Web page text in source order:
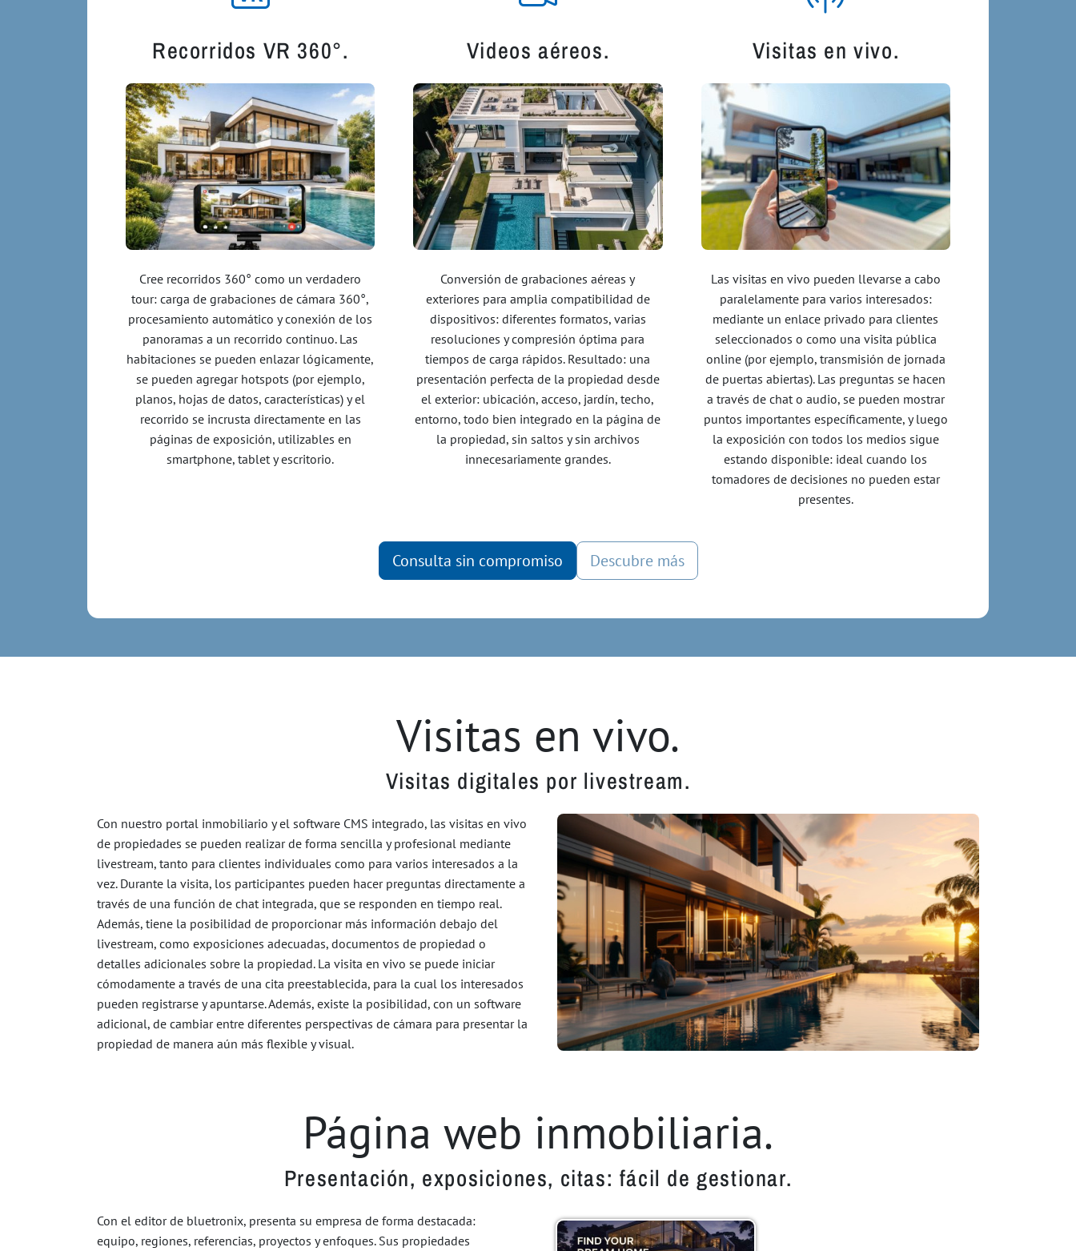
Recorridos VR 360°.
Cree recorridos 360° como un verdadero
tour: carga de grabaciones de cámara 360°,
procesamiento automático y conexión de los
panoramas a un recorrido continuo. Las
habitaciones se pueden enlazar lógicamente,
se pueden agregar hotspots (por ejemplo,
planos, hojas de datos, características) y el
recorrido se incrusta directamente en las
páginas de exposición, utilizables en
smartphone, tablet y escritorio.
Videos aéreos.
Conversión de grabaciones aéreas y
exteriores para amplia compatibilidad de
dispositivos: diferentes formatos, varias
resoluciones y compresión óptima para
tiempos de carga rápidos. Resultado: una
presentación perfecta de la propiedad desde
el exterior: ubicación, acceso, jardín, techo,
entorno, todo bien integrado en la página de
la propiedad, sin saltos y sin archivos
innecesariamente grandes.
Visitas en vivo.
Las visitas en vivo pueden llevarse a cabo
paralelamente para varios interesados:
mediante un enlace privado para clientes
seleccionados o como una visita pública
online (por ejemplo, transmisión de jornada
de puertas abiertas). Las preguntas se hacen
a través de chat o audio, se pueden mostrar
puntos importantes específicamente, y luego
la exposición con todos los medios sigue
estando disponible: ideal cuando los
tomadores de decisiones no pueden estar
presentes.
Consulta sin compromiso Descubre más
Visitas en vivo.
Visitas digitales por livestream.
Con nuestro portal inmobiliario y el software CMS integrado, las visitas en vivo
de propiedades se pueden realizar de forma sencilla y profesional mediante
livestream, tanto para clientes individuales como para varios interesados a la
vez. Durante la visita, los participantes pueden hacer preguntas directamente a
través de una función de chat integrada, que se responden en tiempo real.
Además, tiene la posibilidad de proporcionar más información debajo del
livestream, como exposiciones adecuadas, documentos de propiedad o
detalles adicionales sobre la propiedad. La visita en vivo se puede iniciar
cómodamente a través de una cita preestablecida, para la cual los interesados
pueden registrarse y apuntarse. Además, existe la posibilidad, con un software
adicional, de cambiar entre diferentes perspectivas de cámara para presentar la
propiedad de manera aún más flexible y visual.
Página web inmobiliaria.
Presentación, exposiciones, citas: fácil de gestionar.
Con el editor de bluetronix, presenta su empresa de forma destacada:
equipo, regiones, referencias, proyectos y enfoques. Sus propiedades